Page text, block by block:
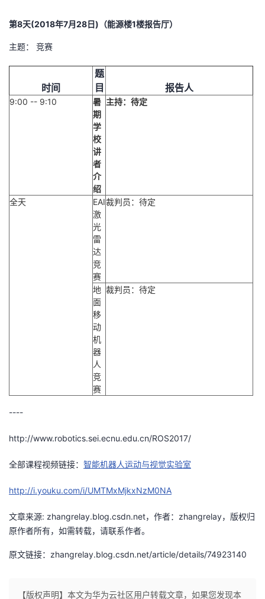
第8天(2018年7月28日)（能源楼1楼报告厅）
主题： 竞赛
时间
题
目
报告人
9:00 -- 9:10
暑
期
学
校
讲
者
介
绍
主持：待定
全天
EAI
激
光
雷
达
竞
赛
裁判员：待定
地
面
移
动
机
器
人
竞
赛
裁判员：待定
----
http://www.robotics.sei.ecnu.edu.cn/ROS2017/
全部课程视频链接： 智能机器人运动与视觉实验室
http://i.youku.com/i/UMTMxMjkxNzM0NA
文章来源: zhangrelay.blog.csdn.net，作者：zhangrelay，版权归
原作者所有，如需转载，请联系作者。
原文链接：zhangrelay.blog.csdn.net/article/details/74923140
【版权声明】本文为华为云社区用户转载文章，如果您发现本